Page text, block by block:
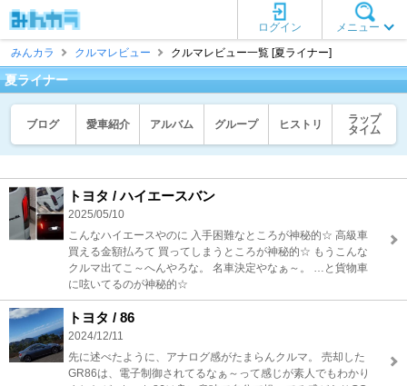
メニュー
ログイン
みんカラ
クルマレビュー クルマレビュー一覧 [夏ライナー]
夏ライナー
ブログ 愛車紹介 アルバム グループ ヒストリ
ラップ
タイム
トヨタ / ハイエースバン
2025/05/10
こんなハイエースやのに 入手困難なところが神秘的☆ 高級車
買える金額払ろて 買ってしまうところが神秘的☆ もうこんな
クルマ出てこ～へんやろな。 名車決定やなぁ～。 …と貨物車
に呟いてるのが神秘的☆
トヨタ / 86
2024/12/11
先に述べたように、アナログ感がたまらんクルマ。 売却した
GR86は、電子制御されてるなぁ～って感じが素人でもわかり